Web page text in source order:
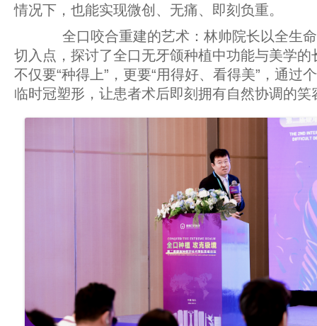
情况下，也能实现微创、无痛、即刻负重。
全口咬合重建的艺术：林帅院长以全生命
切入点，探讨了全口无牙颌种植中功能与美学的
不仅要“种得上”，更要“用得好、看得美”，通过
临时冠塑形，让患者术后即刻拥有自然协调的笑